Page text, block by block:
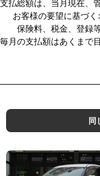
支払総額は、当月現在、
お客様の要望に基づく
保険料、税金、登録
毎月の支払額はあくまで
同